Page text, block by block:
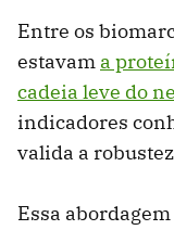
Entre os
estavam a
cadeia leve do
indicadores
valida a
Essa